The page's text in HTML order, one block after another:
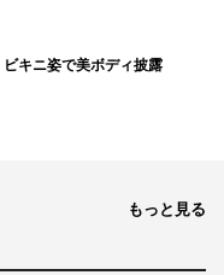
キニ姿で美ボディ披露
もっと見る